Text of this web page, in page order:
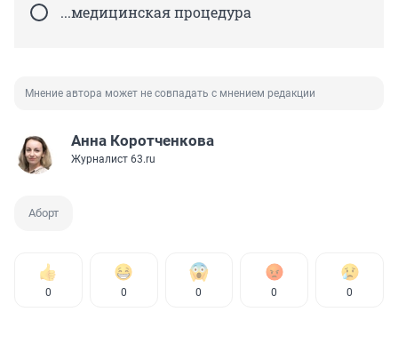
...медицинская процедура
Мнение автора может не совпадать с мнением редакции
Анна Коротченкова
Журналист 63.ru
Аборт
0 0 0 0 0